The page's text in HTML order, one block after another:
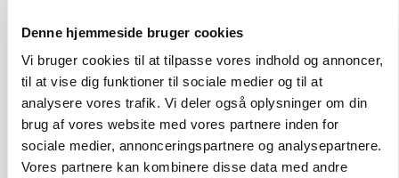
Denne hjemmeside bruger cookies
Vi bruger cookies til at tilpasse vores indhold og annoncer,
til at vise dig funktioner til sociale medier og til at
analysere vores trafik. Vi deler også oplysninger om din
brug af vores website med vores partnere inden for
sociale medier, annonceringspartnere og analysepartnere.
Vores partnere kan kombinere disse data med andre
»Nu stopper I«: Landbrugsdebattør og
protestgruppe vil demonstrere mod ny
gødskningslov